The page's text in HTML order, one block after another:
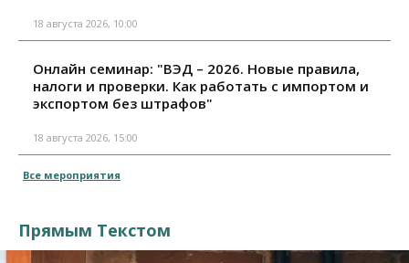
18 августа 2026, 10:00
Онлайн семинар: "ВЭД – 2026. Новые правила,
налоги и проверки. Как работать с импортом и
экспортом без штрафов"
18 августа 2026, 15:00
Все мероприятия
Прямым Текстом